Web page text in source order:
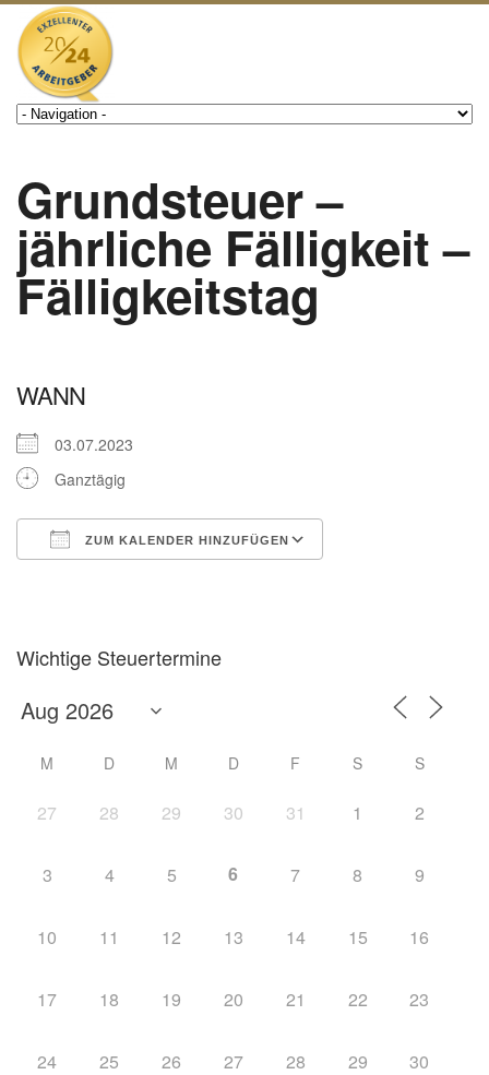
Grundsteuer –
jährliche Fälligkeit –
Fälligkeitstag
WANN
03.07.2023
Ganztägig
ZUM KALENDER HINZUFÜGEN
Wichtige Steuertermine
M D M D F S S
27 28 29 30 31 1 2
3 4 5 6 7 8 9
10 11 12 13 14 15 16
17 18 19 20 21 22 23
24 25 26 27 28 29 30